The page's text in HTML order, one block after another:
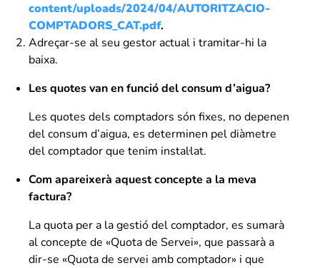
content/uploads/2024/04/AUTORITZACIO-
COMPTADORS_CAT.pdf.
Adreçar-se al seu gestor actual i tramitar-hi la
baixa.
Les quotes van en funció del consum d’aigua?
Les quotes dels comptadors són fixes, no depenen
del consum d’aigua, es determinen pel diàmetre
del comptador que tenim instal·lat.
Com apareixerà aquest concepte a la meva
factura?
La quota per a la gestió del comptador, es sumarà
al concepte de «Quota de Servei», que passarà a
dir-se «Quota de servei amb comptador» i que